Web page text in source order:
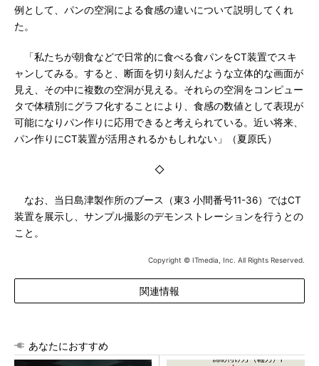
例として、パンの空洞による食感の違いについて説明してくれ
た。
「私たちが朝食などで日常的に食べる食パンをCT装置でスキ
ャンしてみる。すると、断面を切り刻んだような立体的な画面が
見え、その中に複数の空洞が見える。それらの空洞をコンピュー
タで体積別にグラフ化することにより、食感の数値として表現が
可能になりパン作りに応用できると考えられている。近い将来、
パン作りにCT装置が活用されるかもしれない」（夏原氏）
◇
なお、当日島津製作所のブース（東3 小間番号11-36）ではCT
装置を展示し、サンプル撮影のデモンストレーションを行うとの
こと。
Copyright © ITmedia, Inc. All Rights Reserved.
関連情報
あなたにおすすめ